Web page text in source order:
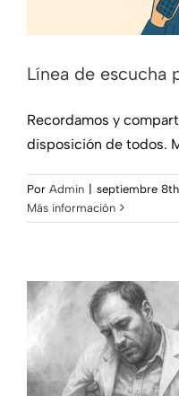
Línea de escucha
Recordamos y
disposición de todos.
Por Admin septiembre
Más información